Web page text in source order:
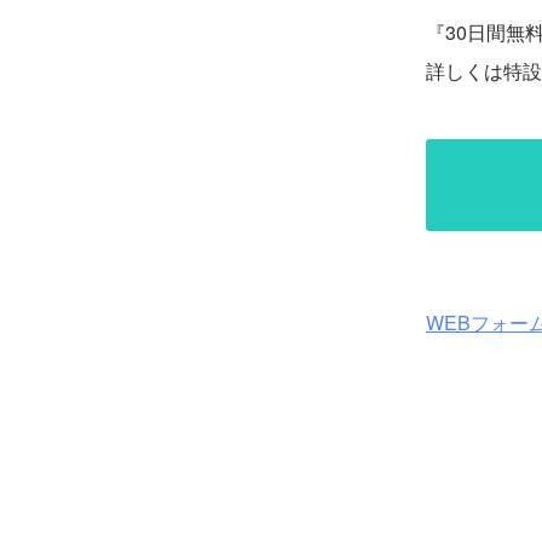
『30日間無
詳しくは特
WEBフォー